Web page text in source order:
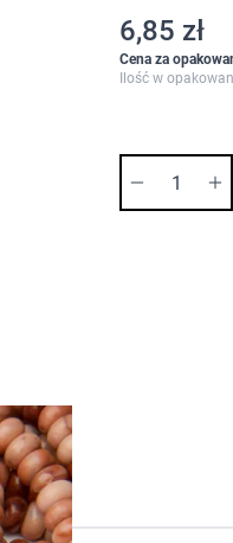
6,85 zł
Cena za
Ilość w